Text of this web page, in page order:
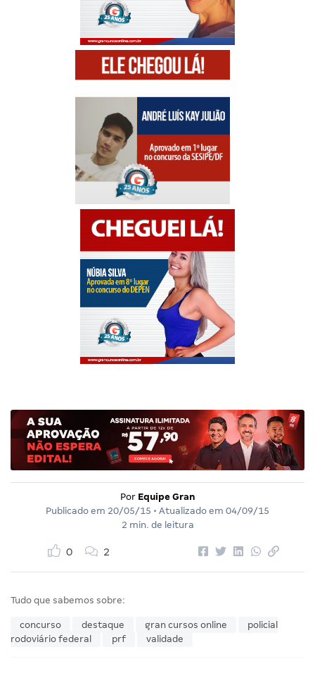
Por Equipe Gran
Publicado em 20/05/15 • Atualizado em 04/09/15
2 min. de leitura
0 2
Tudo que sabemos sobre:
concurso destaque gran cursos online
policial
rodoviário federal
prf validade